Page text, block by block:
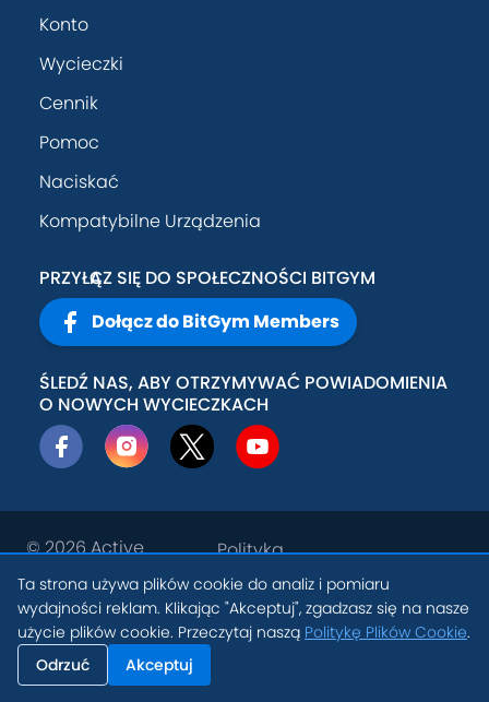
Konto
Wycieczki
Cennik
Pomoc
Naciskać
Kompatybilne Urządzenia
PRZYŁĄCZ SIĘ DO SPOŁECZNOŚCI BITGYM
Dołącz do BitGym Members
ŚLEDŹ NAS, ABY OTRZYMYWAĆ POWIADOMIENIA
O NOWYCH WYCIECZKACH
© 2026Active
Polityka
prywatności
Warunki
świadczenia
usług
Ustawienia Plików
Cookie
PL
Ta strona używa plików cookie do analiz i pomiaru
wydajności reklam. Klikając "Akceptuj", zgadzasz się na nasze
użycie plików cookie. Przeczytaj naszą Politykę Plików Cookie.
Odrzuć
Akceptuj